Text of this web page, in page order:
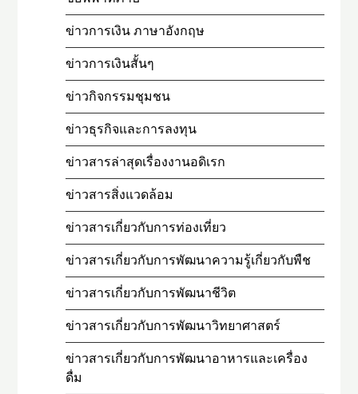
ข่าวการเงิน ภาษาอังกฤษ
ข่าวการเงินสั้นๆ
ข่าวกิจกรรมชุมชน
ข่าวธุรกิจและการลงทุน
ข่าวสารล่าสุดเรื่องงานอดิเรก
ข่าวสารสิ่งแวดล้อม
ข่าวสารเกี่ยวกับการท่องเที่ยว
ข่าวสารเกี่ยวกับการพัฒนาความรู้เกี่ยวกับพืช
ข่าวสารเกี่ยวกับการพัฒนาชีวิต
ข่าวสารเกี่ยวกับการพัฒนาวิทยาศาสตร์
ข่าวสารเกี่ยวกับการพัฒนาอาหารและเครื่อง
ดื่ม